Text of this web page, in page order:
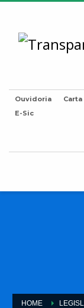
Ouvidoria
E-Sic
HOME